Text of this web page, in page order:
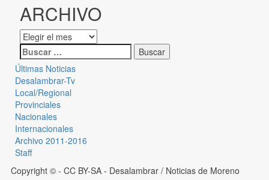
ARCHIVO
Últimas Noticias
Desalambrar-Tv
Local/Regional
Provinciales
Nacionales
Internacionales
Archivo 2011-2016
Staff
Copyright © - CC BY-SA - Desalambrar / Noticias de Moreno